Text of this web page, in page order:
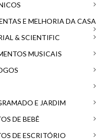
E MELHORIA DA CASA
& SCIENTIFIC
MUSICAIS
E JARDIM
DE BEBÊ
DE ESCRITÓRIO